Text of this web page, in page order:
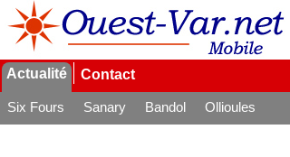
Actualité Contact
Six Fours Sanary Bandol
Ollioules